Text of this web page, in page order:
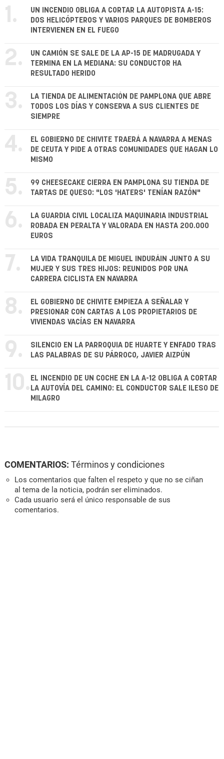
1.
UN INCENDIO OBLIGA A CORTAR LA AUTOPISTA A-15:
DOS HELICÓPTEROS Y VARIOS PARQUES DE BOMBEROS
INTERVIENEN EN EL FUEGO
2.
UN CAMIÓN SE SALE DE LA AP-15 DE MADRUGADA Y
TERMINA EN LA MEDIANA: SU CONDUCTOR HA
RESULTADO HERIDO
3.
LA TIENDA DE ALIMENTACIÓN DE PAMPLONA QUE ABRE
TODOS LOS DÍAS Y CONSERVA A SUS CLIENTES DE
SIEMPRE
4.
EL GOBIERNO DE CHIVITE TRAERÁ A NAVARRA A MENAS
DE CEUTA Y PIDE A OTRAS COMUNIDADES QUE HAGAN LO
MISMO
5.
99 CHEESECAKE CIERRA EN PAMPLONA SU TIENDA DE
TARTAS DE QUESO: "LOS 'HATERS' TENÍAN RAZÓN"
6.
LA GUARDIA CIVIL LOCALIZA MAQUINARIA INDUSTRIAL
ROBADA EN PERALTA Y VALORADA EN HASTA 200.000
EUROS
7.
LA VIDA TRANQUILA DE MIGUEL INDURÁIN JUNTO A SU
MUJER Y SUS TRES HIJOS: REUNIDOS POR UNA
CARRERA CICLISTA EN NAVARRA
8.
EL GOBIERNO DE CHIVITE EMPIEZA A SEÑALAR Y
PRESIONAR CON CARTAS A LOS PROPIETARIOS DE
VIVIENDAS VACÍAS EN NAVARRA
9.
SILENCIO EN LA PARROQUIA DE HUARTE Y ENFADO TRAS
LAS PALABRAS DE SU PÁRROCO, JAVIER AIZPÚN
10. EL INCENDIO DE UN COCHE EN LA A-12 OBLIGA A CORTAR
LA AUTOVÍA DEL CAMINO: EL CONDUCTOR SALE ILESO DE
MILAGRO
COMENTARIOS: Términos y condiciones
Los comentarios que falten el respeto y que no se ciñan
al tema de la noticia, podrán ser eliminados.
Cada usuario será el único responsable de sus
comentarios.